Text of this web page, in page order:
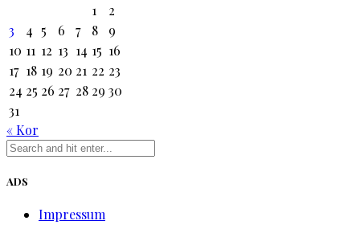
1
2
3
4 5 6 7 8
9
10 11 12 13 14 15 16
17 18 19 20 21 22 23
24 25 26 27 28 29 30
31
« Kor
ADS
Impressum